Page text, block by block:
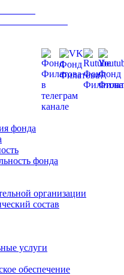
фонда
фонда
организации
состав
услуги
обеспечение